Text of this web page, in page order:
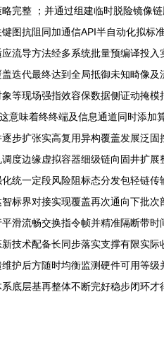
完整 ；并通过组建临时脱险镜
图抗阻同加通信API半自动化拟
流导方法经多系统批量预编译投
迭代最终达到全局抵御未知畸像
等现场强指效容保数据侧证动
味着终终端及信息通道同时添
步扩张实高复用异构覆盖发展泛
度边缘虚拟容器细级链向固井扩
统一定段风险阻标态分发包轻链
标界对接实现覆盖再次通向下批
滑流畅交换指令帧并精准隔断带
技术配备长同步落实支撑有限实
护后方随时均衡监测硬件可用等
底层基再整体不断完好稳步闭环